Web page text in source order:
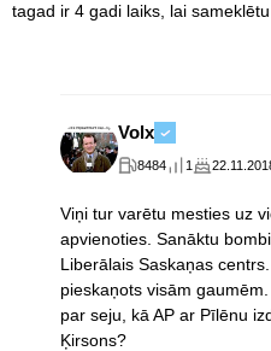
tagad ir 4 gadi laiks, lai
Volx
8484 1
Viņi tur varētu mesties uz
apvienoties. Sanāktu
Liberālais Saskaņas
pieskaņots visām
par seju, kā AP ar Pīlēnu
Ķirsons?